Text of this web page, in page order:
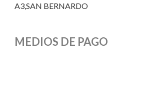
A3,SAN BERNARDO
MEDIOS DE PAGO